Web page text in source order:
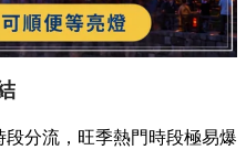
分流，旺季熱門時段極易爆